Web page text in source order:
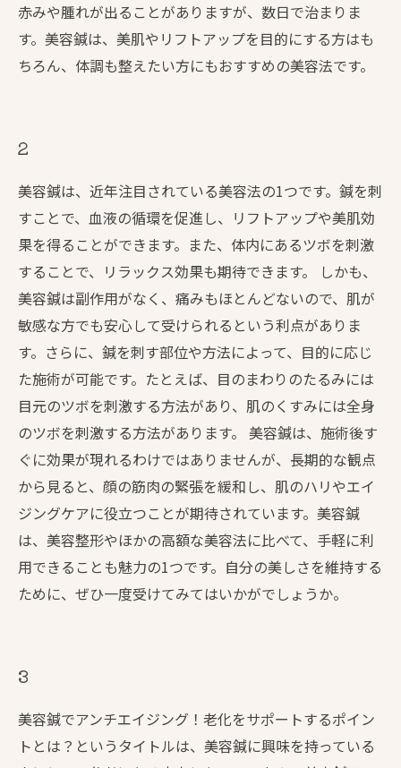
赤みや腫れが出ることがありますが、数日で治まりま
す。美容鍼は、美肌やリフトアップを目的にする方はも
ちろん、体調も整えたい方にもおすすめの美容法です。
2
美容鍼は、近年注目されている美容法の1つです。鍼を刺
すことで、血液の循環を促進し、リフトアップや美肌効
果を得ることができます。また、体内にあるツボを刺激
することで、リラックス効果も期待できます。 しかも、
美容鍼は副作用がなく、痛みもほとんどないので、肌が
敏感な方でも安心して受けられるという利点がありま
す。さらに、鍼を刺す部位や方法によって、目的に応じ
た施術が可能です。たとえば、目のまわりのたるみには
目元のツボを刺激する方法があり、肌のくすみには全身
のツボを刺激する方法があります。 美容鍼は、施術後す
ぐに効果が現れるわけではありませんが、長期的な観点
から見ると、顔の筋肉の緊張を緩和し、肌のハリやエイ
ジングケアに役立つことが期待されています。美容鍼
は、美容整形やほかの高額な美容法に比べて、手軽に利
用できることも魅力の1つです。自分の美しさを維持する
ために、ぜひ一度受けてみてはいかがでしょうか。
3
美容鍼でアンチエイジング！老化をサポートするポイン
トとは？というタイトルは、美容鍼に興味を持っている